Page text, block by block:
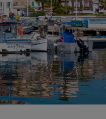
hotellit
yöpymiset